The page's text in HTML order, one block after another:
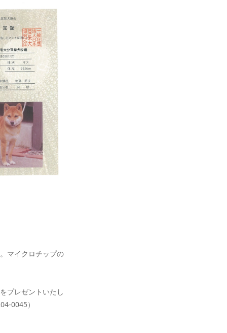
マイクロチップの
プレゼントいたし
0045）